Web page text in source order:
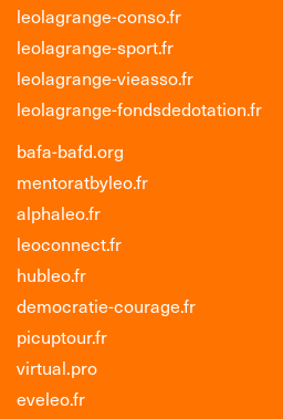
leolagrange-conso.fr
leolagrange-sport.fr
leolagrange-vieasso.fr
leolagrange-fondsdedotation.fr
bafa-bafd.org
mentoratbyleo.fr
alphaleo.fr
leoconnect.fr
hubleo.fr
democratie-courage.fr
picuptour.fr
virtual.pro
eveleo.fr